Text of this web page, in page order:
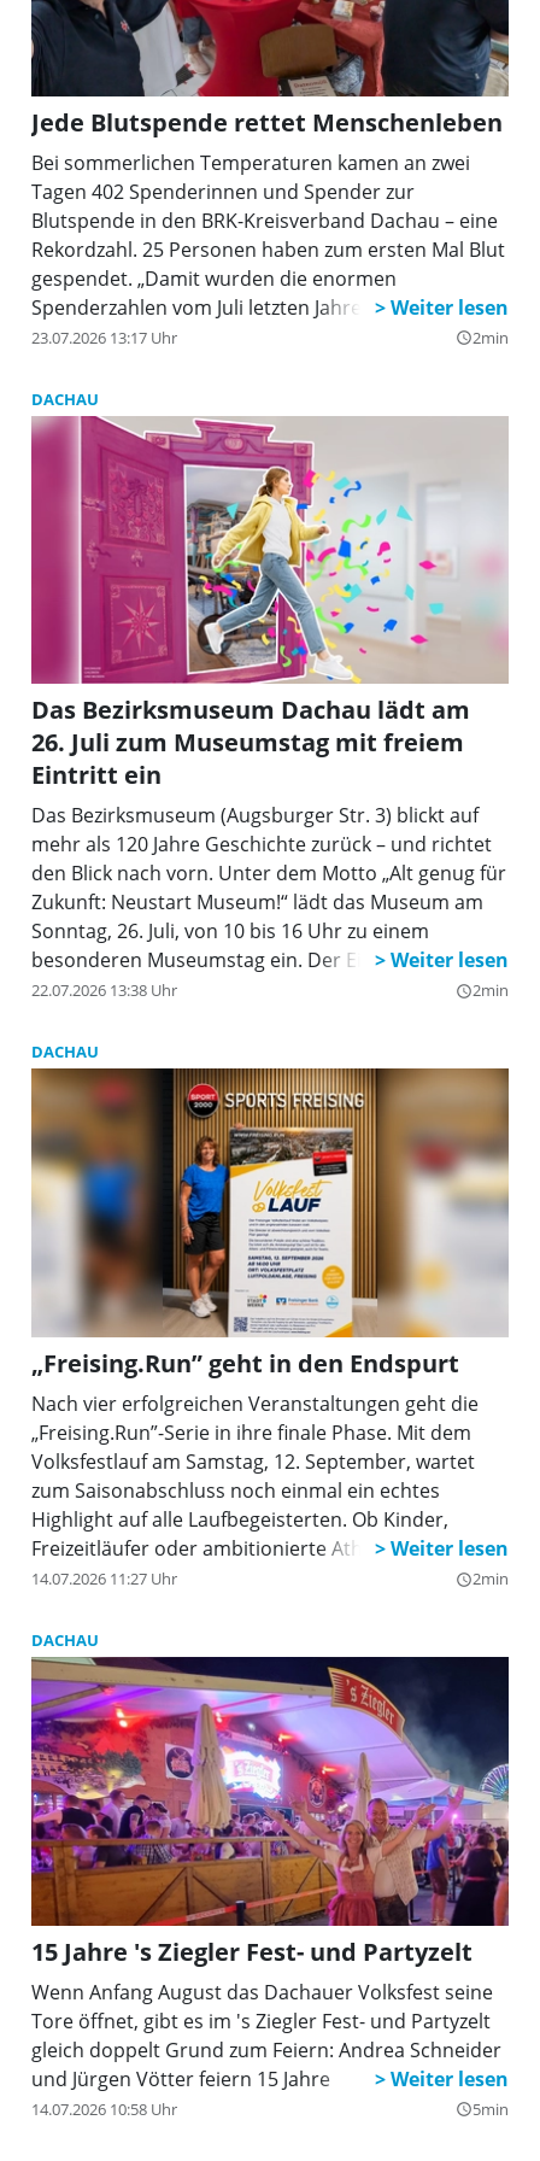
Jede Blutspende rettet Menschenleben
Bei sommerlichen Temperaturen kamen an zwei
Tagen 402 Spenderinnen und Spender zur
Blutspende in den BRK-Kreisverband Dachau – eine
Rekordzahl. 25 Personen haben zum ersten Mal Blut
gespendet. „Damit wurden die enormen
Spenderzahlen vom Juli letzten Jahres sogar noch
übertroffen - und das während der Fußball-WM.
trotz der Hitze wieder mit vollem Engagement
dabei”, freute sich Corinna Mauermayer, Leiterin der
Blutspende Dachau.
23.07.2026 13:17 Uhr query_builder2min
DACHAU
Das Bezirksmuseum Dachau lädt am
26. Juli zum Museumstag mit freiem
Eintritt ein
Das Bezirksmuseum (Augsburger Str. 3) blickt auf
mehr als 120 Jahre Geschichte zurück – und richtet
den Blick nach vorn. Unter dem Motto „Alt genug für
Zukunft: Neustart Museum!“ lädt das Museum am
Sonntag, 26. Juli, von 10 bis 16 Uhr zu einem
besonderen Museumstag ein. Der Eintritt ist frei,
alle Aktionen können ohne Anmeldung besucht
22.07.2026 13:38 Uhr query_builder2min
DACHAU
„Freising.Run” geht in den Endspurt
Nach vier erfolgreichen Veranstaltungen geht die
„Freising.Run”-Serie in ihre finale Phase. Mit dem
Volksfestlauf am Samstag, 12. September, wartet
zum Saisonabschluss noch einmal ein echtes
Highlight auf alle Laufbegeisterten. Ob Kinder,
Freizeitläufer oder ambitionierte Athleten – der
traditionsreiche Lauf am Freisinger Volksfestplatz
zusammen.
14.07.2026 11:27 Uhr query_builder2min
DACHAU
15 Jahre 's Ziegler Fest- und Partyzelt
Wenn Anfang August das Dachauer Volksfest seine
Tore öffnet, gibt es im 's Ziegler Fest- und Partyzelt
gleich doppelt Grund zum Feiern: Andrea Schneider
und Jürgen Vötter feiern 15 Jahre
14.07.2026 10:58 Uhr query_builder5min